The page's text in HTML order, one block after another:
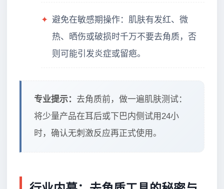
✦ 避免在敏感期操作：肌肤有发红、微
热、晒伤或破损时千万不要去角质，否
则可能引发炎症或留疤。
专业提示： 去角质前，做一遍肌肤测试：
将少量产品在耳后或下巴内侧试用24小
时，确认无刺激反应再正式使用。